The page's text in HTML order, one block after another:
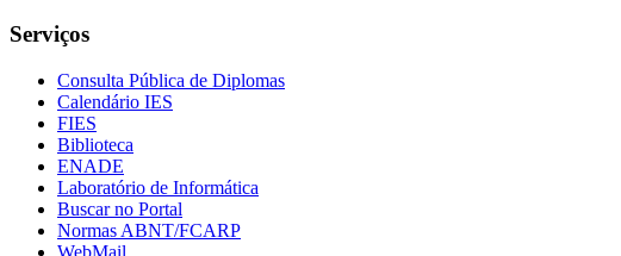
Serviços
Consulta Pública de Diplomas
Calendário IES
FIES
Biblioteca
ENADE
Laboratório de Informática
Buscar no Portal
Normas ABNT/FCARP